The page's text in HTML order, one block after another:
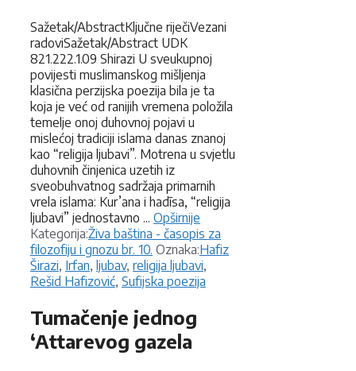
Sažetak/AbstractKljučne riječiVezani
radoviSažetak/Abstract UDK
821.222.1.09 Shirazi U sveukupnoj
povijesti muslimanskog mišljenja
klasična perzijska poezija bila je ta
koja je već od ranijih vremena položila
temelje onoj duhovnoj pojavi u
mislećoj tradiciji islama danas znanoj
kao “religija ljubavi”. Motrena u svjetlu
duhovnih činjenica uzetih iz
sveobuhvatnog sadržaja primarnih
vrela islama: Kur’ana i hadīsa, “religija
ljubavi” jednostavno ... Opširnije
Kategorija:Kategorije
Živa baština - časopis za
filozofiju i gnozu br. 10. Oznaka:Oznake
Hafiz
Širazi, Irfan, ljubav, religija ljubavi,
Rešid Hafizović, Sufijska poezija
Tumačenje jednog
‘Attarevog gazela